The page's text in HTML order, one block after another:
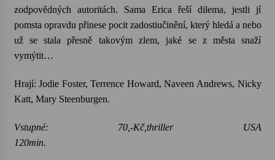
zodpovědných autoritách. Sama Erica řeší dilema, jestli jí
pomsta opravdu přinese pocit zadostiučinění, který hledá a nebo
už se stala přesně takovým zlem, jaké se z města snaží
vymýtit…
Hrají: Jodie Foster, Terrence Howard, Naveen Andrews, Nicky
Katt, Mary Steenburgen.
Vstupné: 70,-Kč,thriller USA
120min.